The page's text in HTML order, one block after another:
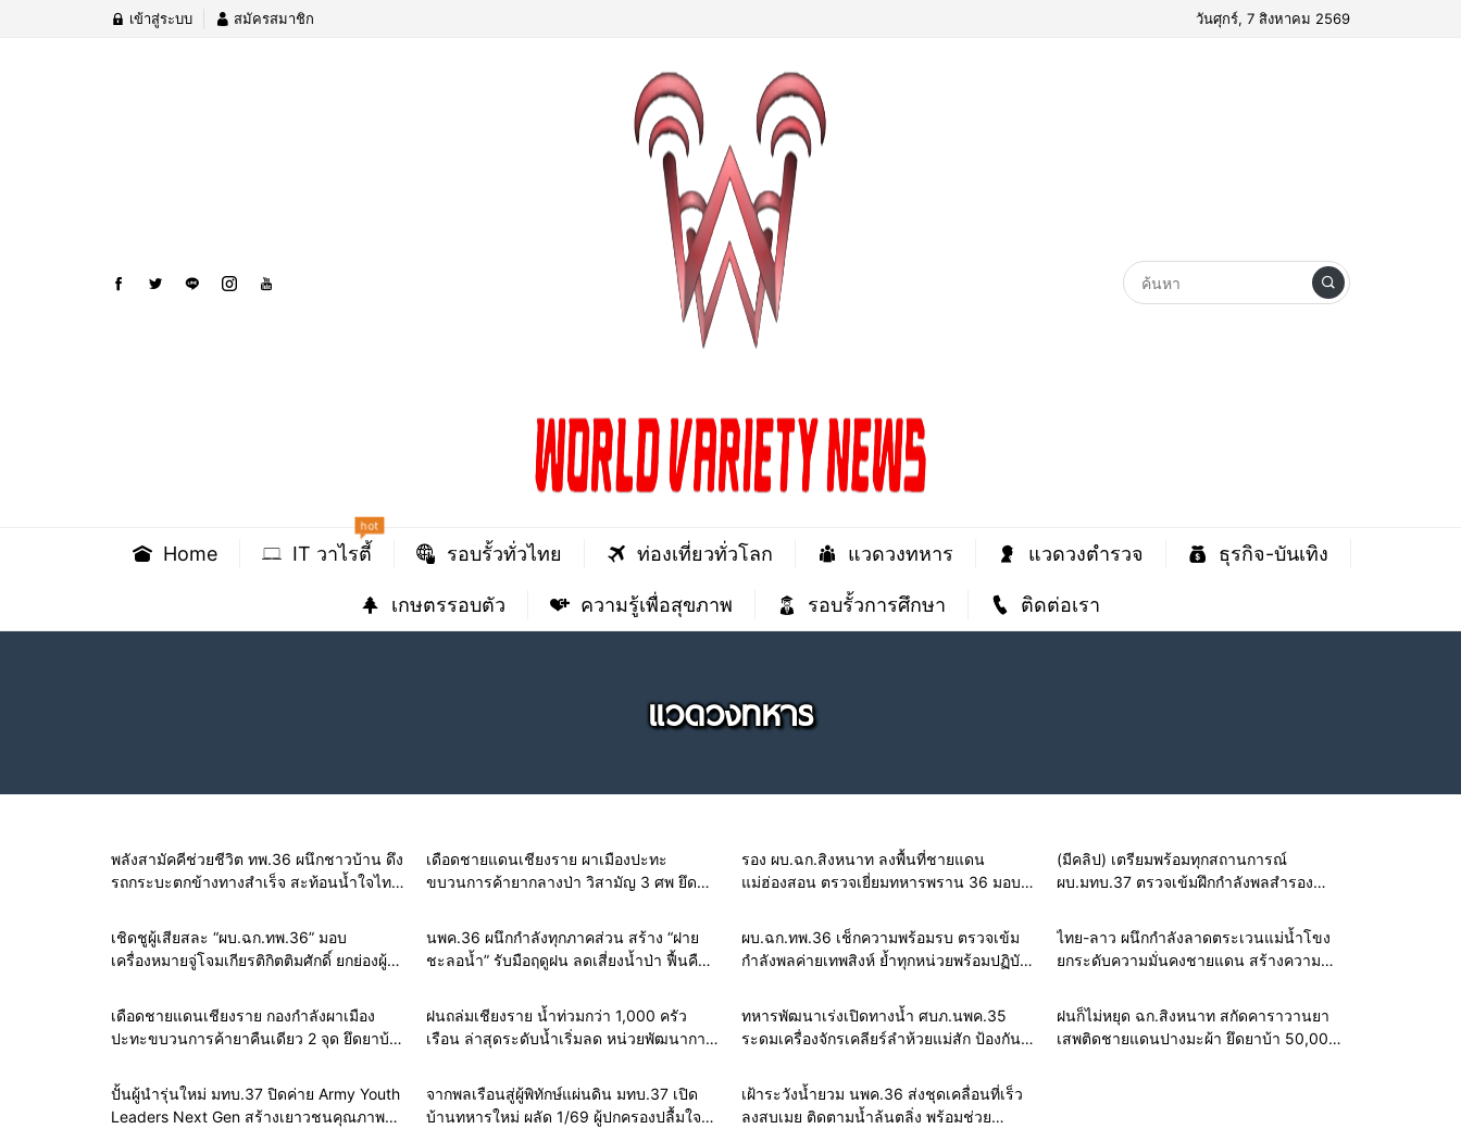
เข้าสู่ระบบ สมัครสมาชิก วันศุกร์, 7 สิงหาคม 2569
Home IT วาไรตี้
hot
รอบรั้วทั่วไทย ท่องเที่ยวทั่วโลก แวดวงทหาร แวดวงตำรวจ ธุรกิจ-บันเทิง
เกษตรรอบตัว ความรู้เพื่อสุขภาพ รอบรั้วการศึกษา ติดต่อเรา
แวดวงทหาร
พลังสามัคคีช่วยชีวิต ทพ.36 ผนึกชาวบ้าน ดึง
รถกระบะตกข้างทางสำเร็จ สะท้อนน้ำใจไทย
เดือดชายแดนเชียงราย ผาเมืองปะทะ
ขบวนการค้ายากลางป่า วิสามัญ 3 ศพ ยึด
รอง ผบ.ฉก.สิงหนาท ลงพื้นที่ชายแดน
แม่ฮ่องสอน ตรวจเยี่ยมทหารพราน 36 มอบ
ชายแดนอย่างใกล้ชิด
(มีคลิป) เตรียมพร้อมทุกสถานการณ์
ผบ.มทบ.37 ตรวจเข้มฝึกกำลังพลสำรอง
ประชาชนได้ทันทุกวิกฤต
เชิดชูผู้เสียสละ “ผบ.ฉก.ทพ.36” มอบ
เครื่องหมายจู่โจมเกียรติกิตติมศักดิ์ ยกย่องผู้
พราน
นพค.36 ผนึกกำลังทุกภาคส่วน สร้าง “ฝาย
ชะลอน้ำ” รับมือฤดูฝน ลดเสี่ยงน้ำป่า ฟื้นคืน
ผบ.ฉก.ทพ.36 เช็กความพร้อมรบ ตรวจเข้ม
กำลังพลค่ายเทพสิงห์ ย้ำทุกหน่วยพร้อมปฏิบัติ
ไทย-ลาว ผนึกกำลังลาดตระเวนแม่น้ำโขง
ยกระดับความมั่นคงชายแดน สร้างความ
เดือดชายแดนเชียงราย กองกำลังผาเมือง
ปะทะขบวนการค้ายาคืนเดียว 2 จุด ยึดยาบ้า
ฝนถล่มเชียงราย น้ำท่วมกว่า 1,000 ครัว
เรือน ล่าสุดระดับน้ำเริ่มลด หน่วยพัฒนาการ
ทหารพัฒนาเร่งเปิดทางน้ำ ศบภ.นพค.35
ระดมเครื่องจักรเคลียร์ลำห้วยแม่สัก ป้องกัน
ฝนก็ไม่หยุด ฉก.สิงหนาท สกัดคาราวานยา
เสพติดชายแดนปางมะผ้า ยึดยาบ้า 50,000
ปั้นผู้นำรุ่นใหม่ มทบ.37 ปิดค่าย Army Youth
Leaders Next Gen สร้างเยาวชนคุณภาพ
จากพลเรือนสู่ผู้พิทักษ์แผ่นดิน มทบ.37 เปิด
บ้านทหารใหม่ ผลัด 1/69 ผู้ปกครองปลื้มใจ
เฝ้าระวังน้ำยวม นพค.36 ส่งชุดเคลื่อนที่เร็ว
ลงสบเมย ติดตามน้ำล้นตลิ่ง พร้อมช่วย